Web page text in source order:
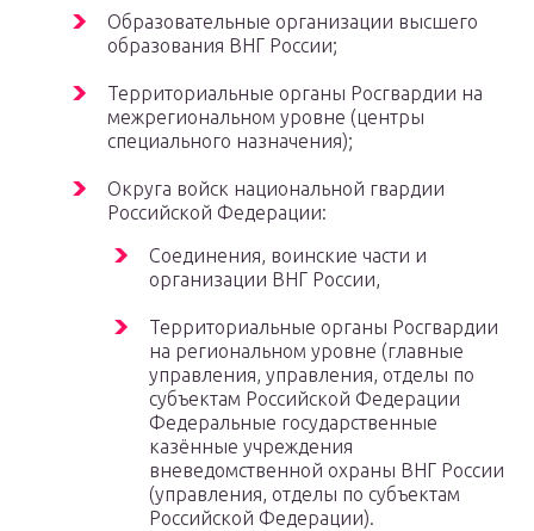
Образовательные организации высшего
образования ВНГ России;
Территориальные органы Росгвардии на
межрегиональном уровне (центры
специального назначения);
Округа войск национальной гвардии
Российской Федерации:
Соединения, воинские части и
организации ВНГ России,
Территориальные органы Росгвардии
на региональном уровне (главные
управления, управления, отделы по
субъектам Российской Федерации
Федеральные государственные
казённые учреждения
вневедомственной охраны ВНГ России
(управления, отделы по субъектам
Российской Федерации).